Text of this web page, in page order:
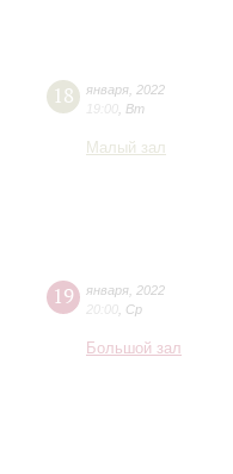
18 января 2022
19:00 Вт
Малый зал
19 января 2022
20:00 Ср
Большой зал